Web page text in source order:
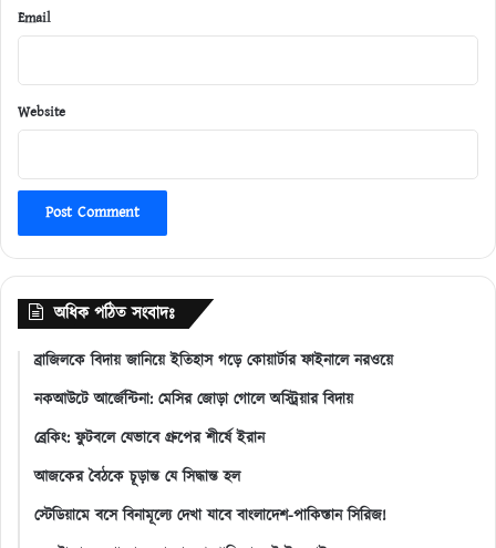
Email
Website
অধিক পঠিত সংবাদঃ
ব্রাজিলকে বিদায় জানিয়ে ইতিহাস গড়ে কোয়ার্টার ফাইনালে নরওয়ে
নকআউটে আর্জেন্টিনা: মেসির জোড়া গোলে অস্ট্রিয়ার বিদায়
ব্রেকিং: ফুটবলে যেভাবে গ্রুপের শীর্ষে ইরান
আজকের বৈঠকে চূড়ান্ত যে সিদ্ধান্ত হল
স্টেডিয়ামে বসে বিনামূল্যে দেখা যাবে বাংলাদেশ-পাকিস্তান সিরিজ!